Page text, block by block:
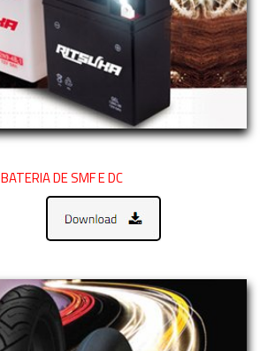
BATERIA DE SMF E DC